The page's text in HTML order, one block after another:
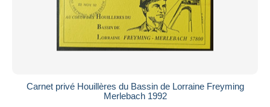
Carnet privé Houillères du Bassin de Lorraine Freyming
Merlebach 1992